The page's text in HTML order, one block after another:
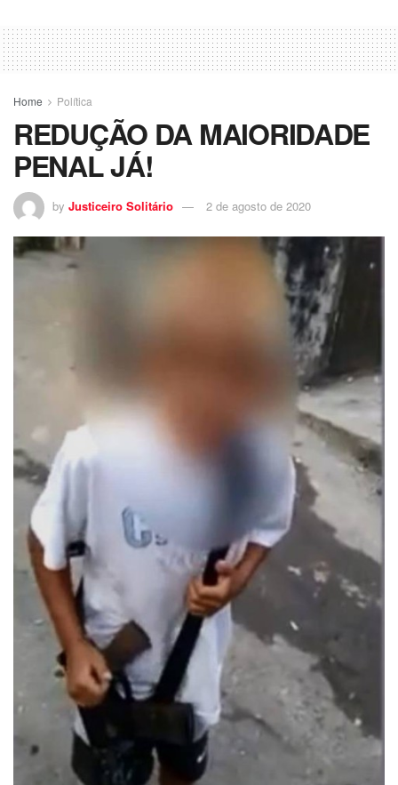
Home Política
REDUÇÃO DA MAIORIDADE
PENAL JÁ!
by Justiceiro Solitário 2 de agosto de 2020